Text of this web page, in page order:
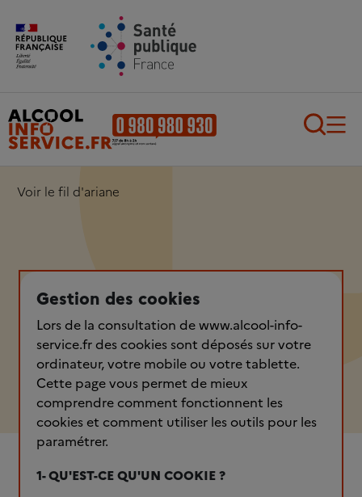
Aller au contenu principal
Voir le fil d'ariane
Gestion des cookies
Lors de la consultation de www.alcool-info-
service.fr des cookies sont déposés sur votre
ordinateur, votre mobile ou votre tablette.
Cette page vous permet de mieux
comprendre comment fonctionnent les
cookies et comment utiliser les outils pour les
paramétrer.
1- QU'EST-CE QU'UN COOKIE ?